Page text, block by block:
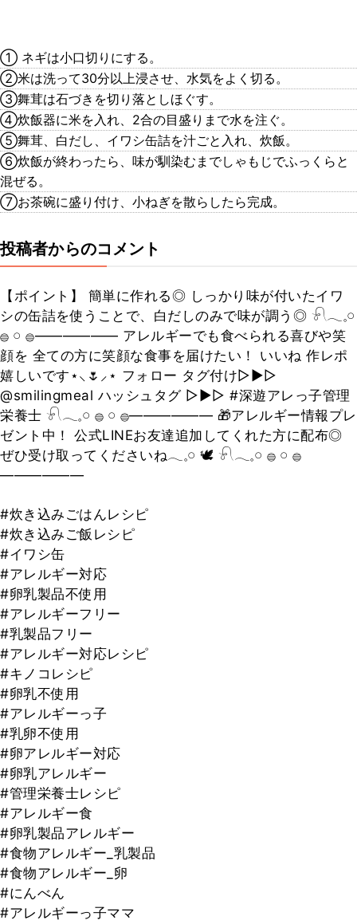
① ネギは小口切りにする。
②米は洗って30分以上浸させ、水気をよく切る。
③舞茸は石づきを切り落としほぐす。
④炊飯器に米を入れ、2合の目盛りまで水を注ぐ。
⑤舞茸、白だし、イワシ缶詰を汁ごと入れ、炊飯。
⑥炊飯が終わったら、味が馴染むまでしゃもじでふっくらと
混ぜる。
⑦お茶碗に盛り付け、小ねぎを散らしたら完成。
投稿者からのコメント
【ポイント】 簡単に作れる◎ しっかり味が付いたイワ
シの缶詰を使うことで、白だしのみで味が調う◎ 𓍯𓂃𓈒𓏸
𓐍 𓏸 𓐍—————— アレルギーでも食べられる喜びや笑
顔を 全ての方に笑顔な食事を届けたい！ いいね 作レポ
嬉しいです⋆⸜🌷⸝‍⋆ フォロー タグ付け▷▶▷
@smilingmeal ハッシュタグ ▷▶▷ #深遊アレっ子管理
栄養士 𓍯𓂃𓈒𓏸 𓐍 𓏸 𓐍—————— 🎁アレルギー情報プレ
ゼント中！ 公式LINEお友達追加してくれた方に配布◎
ぜひ受け取ってくださいね𓂃𓈒𓏸︎︎︎︎ 🕊 𓍯𓂃𓈒𓏸 𓐍 𓏸 𓐍
——————
#炊き込みごはんレシピ
#炊き込みご飯レシピ
#イワシ缶
#アレルギー対応
#卵乳製品不使用
#アレルギーフリー
#乳製品フリー
#アレルギー対応レシピ
#キノコレシピ
#卵乳不使用
#アレルギーっ子
#乳卵不使用
#卵アレルギー対応
#卵乳アレルギー
#管理栄養士レシピ
#アレルギー食
#卵乳製品アレルギー
#食物アレルギー_乳製品
#食物アレルギー_卵
#にんべん
#アレルギーっ子ママ